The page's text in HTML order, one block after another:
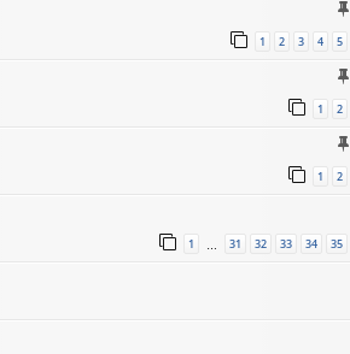
1 2 3 4 5
1 2
1 2
1 … 31 32 33 34 35